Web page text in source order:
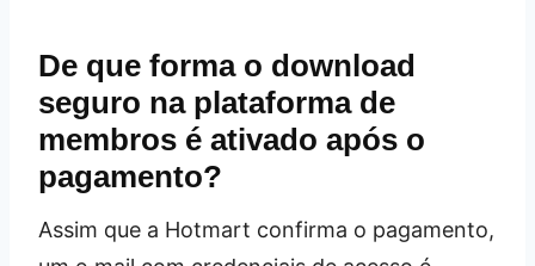
De que forma o download
seguro na plataforma de
membros é ativado após o
pagamento?
Assim que a Hotmart confirma o pagamento,